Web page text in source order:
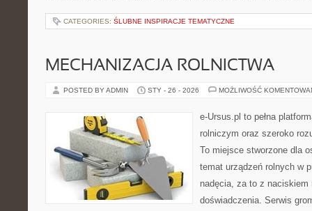
CATEGORIES: ŚLUBNE INSPIRACJE TEMATYCZNE
MECHANIZACJA ROLNICTWA
POSTED BY ADMIN STY - 26 - 2026 MOŻLIWOŚĆ
e-Ursus.pl to pełna
rolniczym oraz szeroko
To miejsce stworzone dla
temat urządzeń rolnych w
nadęcia, za to z naciskiem
doświadczenia. Serwis